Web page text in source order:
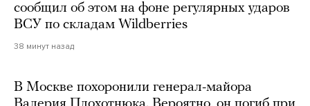
сообщил об этом на фоне регулярных ударов
ВСУ по складам Wildberries
38 минут назад
В Москве похоронили генерал-майора